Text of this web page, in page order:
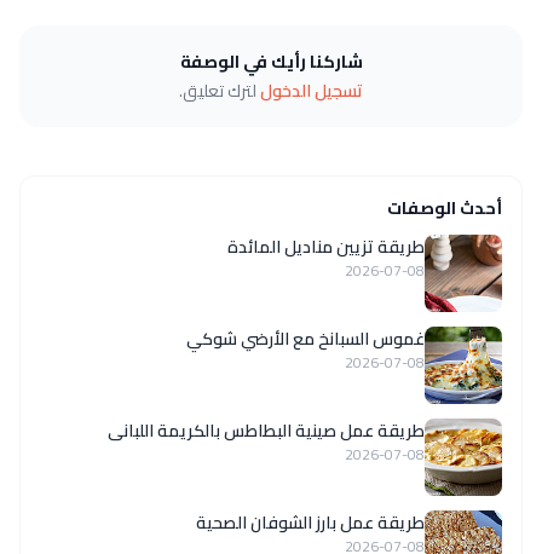
شاركنا رأيك في الوصفة
تسجيل الدخوللترك تعليق.
أحدث الوصفات
طريقة تزيين مناديل المائدة
2026-07-08
غموس السبانخ مع الأرضي شوكي
2026-07-08
طريقة عمل صينية البطاطس بالكريمة اللبانى
2026-07-08
طريقة عمل بارز الشوفان الصحية
2026-07-08